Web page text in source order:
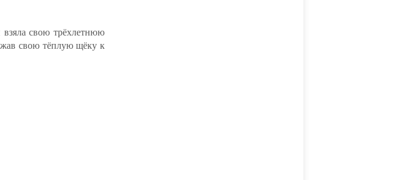
свою трёхлетнюю
свою тёплую щёку к